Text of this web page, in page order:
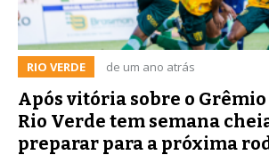
RIO VERDE de um ano atrás
Após vitória sobre o
Rio Verde tem semana
preparar para a próxima